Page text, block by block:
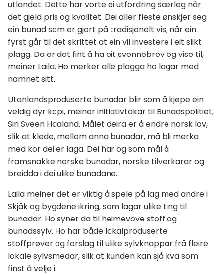
utlandet. Dette har vorte ei utfordring særleg når
det gjeld pris og kvalitet. Dei aller fleste ønskjer seg
ein bunad som er gjort på tradisjonelt vis, når ein
fyrst går til det skrittet at ein vil investere i eit slikt
plagg. Da er det fint å ha eit svennebrev og vise til,
meiner Laila. Ho merker alle plagga ho lagar med
namnet sitt.
Utanlandsproduserte bunadar blir som å kjøpe ein
veldig dyr kopi, meiner initiativtakar til Bunadspolitiet,
Siri Sveen Haaland. Målet deira er å endre norsk lov,
slik at klede, mellom anna bunadar, må bli merka
med kor dei er laga. Dei har og som mål å
framsnakke norske bunadar, norske tilverkarar og
breidda i dei ulike bunadane.
Laila meiner det er viktig å spele på lag med andre i
Skjåk og bygdene ikring, som lagar ulike ting til
bunadar. Ho syner da til heimevove stoff og
bunadssylv. Ho har både lokalproduserte
stoffprøver og forslag til ulike sylvknappar frå fleire
lokale sylvsmedar, slik at kunden kan sjå kva som
finst å velje i.